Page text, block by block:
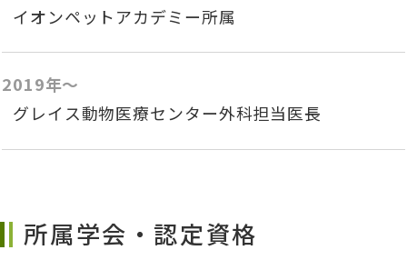
イオンペットアカデミー所属
2019年〜
グレイス動物医療センター外科担当医長
所属学会・認定資格